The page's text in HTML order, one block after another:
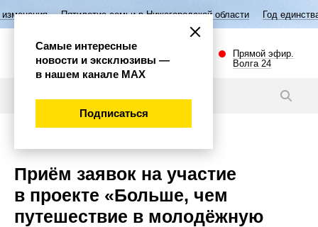
Пятилетие семьи в Нижегородской области Год единства народов
Прямой эфир.
Волга 24
Приём заявок на участие
в проекте «Больше, чем
путешествие в молодёжную
Самые интересные
новости и эксклюзивы —
в нашем канале МАХ
Подписаться